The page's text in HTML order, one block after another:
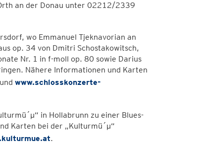
an der Donau unter 02212/2339
wo Emmanuel Tjeknavorian an
op. 34 von Dmitri Schostakowitsch,
Nr. 1 in f-moll op. 80 sowie Darius
Nähere Informationen und Karten
und www.schlosskonzerte-
in Hollabrunn zu einer Blues-
Karten bei der „Kulturmü´µ“
.